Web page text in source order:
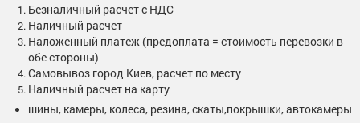
Безналичный расчет с НДС
Наличный расчет
Наложенный платеж (предоплата = стоимость перевозки в
обе стороны)
Самовывоз город Киев, расчет по месту
Наличный расчет на карту
шины, камеры, колеса, резина, скаты,покрышки, автокамеры